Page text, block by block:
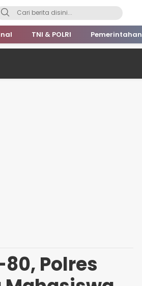
TNI & POLRI Pemerintahan
80, Polres